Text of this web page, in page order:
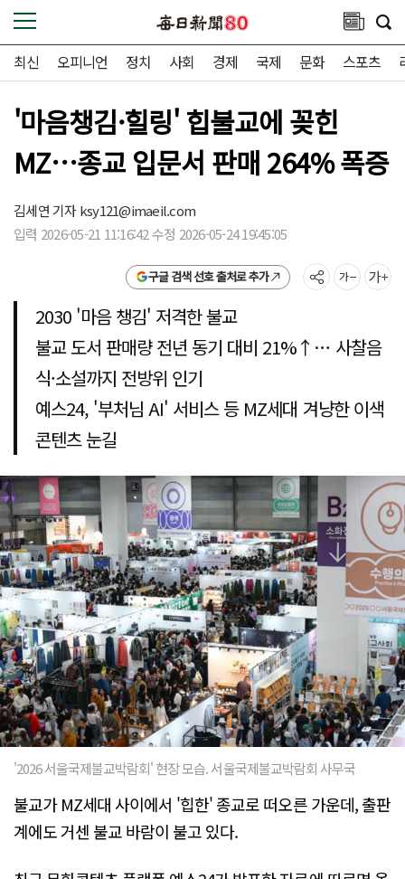
최신 오피니언 정치 사회 경제 국제 문화 스포츠
'마음챙김·힐링' 힙불교에 꽂힌
MZ…종교 입문서 판매 264% 폭증
김세연 기자ksy121@imaeil.com
입력 2026-05-21 11:16:42 수정 2026-05-24 19:45:05
구글 검색 선호 출처로 추가
2030 '마음 챙김' 저격한 불교
불교 도서 판매량 전년 동기 대비 21%↑… 사찰음
식·소설까지 전방위 인기
예스24, '부처님 AI' 서비스 등 MZ세대 겨냥한 이색
콘텐츠 눈길
'2026 서울국제불교박람회' 현장 모습. 서울국제불교박람회 사무국
불교가 MZ세대 사이에서 '힙한' 종교로 떠오른 가운데, 출판
계에도 거센 불교 바람이 불고 있다.